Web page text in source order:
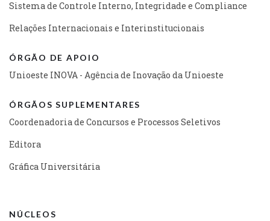
Sistema de Controle Interno, Integridade e Compliance
Relações Internacionais e Interinstitucionais
ÓRGÃO DE APOIO
Unioeste INOVA - Agência de Inovação da Unioeste
ÓRGÃOS SUPLEMENTARES
Coordenadoria de Concursos e Processos Seletivos
Editora
Gráfica Universitária
NÚCLEOS